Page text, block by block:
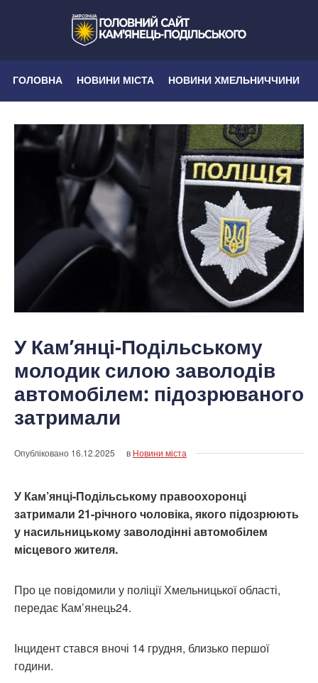
ГОЛОВНА НОВИНИ МІСТА НОВИНИ ХМЕЛЬНИЧЧИНИ
У Кам’янці-Подільському
молодик силою заволодів
автомобілем: підозрюваного
затримали
Опубліковано 16.12.2025 в Новини міста
У Кам’янці-Подільському правоохоронці
затримали 21-річного чоловіка, якого підозрюють
у насильницькому заволодінні автомобілем
місцевого жителя.
Про це повідомили у поліції Хмельницької області,
передає Кам’янець24.
Інцидент стався вночі 14 грудня, близько першої
години.